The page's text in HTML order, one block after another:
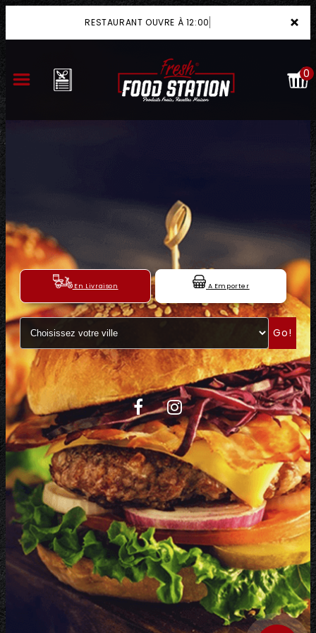
×
RESTAURANT OUVRE À 12:00
VOTRE COMPTE
NOTRE RESTAURANT
VOS AVIS
MENTIONS LÉGALES
C.G.V
0
En Livraison A Emporter
Go!